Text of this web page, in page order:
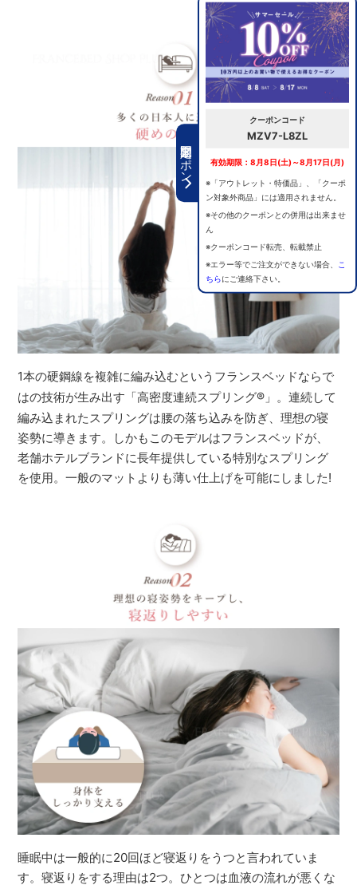
期間限定クーポン
クーポンコード
MZV7-L8ZL
有効期限：8月8日(土)～8月17日(月)
※「アウトレット・特価品」、「クーポ
ン対象外商品」には適用されません。
※その他のクーポンとの併用は出来ませ
ん
※クーポンコード転売、転載禁止
※エラー等でご注文ができない場合、
こ
ちらにご連絡下さい。
1本の硬鋼線を複雑に編み込むというフランスベッドならで
はの技術が生み出す「高密度連続スプリング® 」。連続して
編み込まれたスプリングは腰の落ち込みを防ぎ、理想の寝
姿勢に導きます。しかもこのモデルはフランスベッドが、
老舗ホテルブランドに長年提供している特別なスプリング
を使用。一般のマットよりも薄い仕上げを可能にしました!
睡眠中は一般的に20回ほど寝返りをうつと言われていま
す。寝返りをする理由は2つ。ひとつは血液の流れが悪くな